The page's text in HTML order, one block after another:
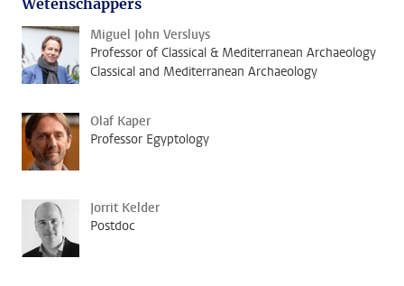
Miguel John Versluys
Professor of Classical & Mediterranean Archaeology
Classical and Mediterranean Archaeology
Olaf Kaper
Professor Egyptology
Jorrit Kelder
Postdoc